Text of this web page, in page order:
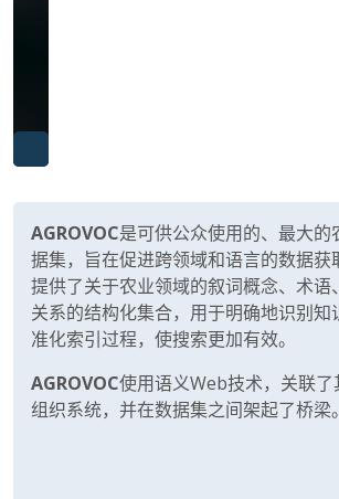
AGROVOC是可供公众使用的、 最大的
据集，旨在促进跨领域和语言的数据获
提供了关于农业领域的叙词概念、术语
关系的结构化集合，用于明确地识别知
准化索引过程，使搜索更加有效。
AGROVOC使用语义Web技术，关联
组织系统，并在数据集之间架起了桥梁。